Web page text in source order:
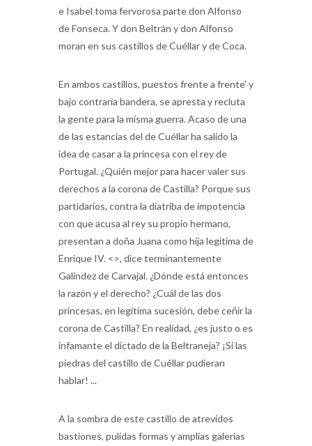
de Fonseca. Y don Beltrán y don Alfonso
moran en sus castillos de Cuéllar y de Coca.
bajo contraria bandera, se apresta y recluta
la gente para la misma guerra. Acaso de una
de las estancias del de Cuéllar ha salido la
idea de casar a la princesa con el rey de
Portugal. ¿Quién mejor para hacer valer sus
derechos a la corona de Castilla? Porque sus
partidarios, contra la diatriba de impotencia
con que acusa al rey su propio hermano,
presentan a doña Juana como hija legítima de
Enrique IV. <>, dice terminantemente
Galíndez de Carvajal. ¿Dónde está entonces
la razón y el derecho? ¿Cuál de las dos
princesas, en legítima sucesión, debe ceñir la
corona de Castilla? En realidad, ¿es justo o es
infamante el dictado de la Beltraneja? ¡Si las
piedras del castillo de Cuéllar pudieran
hablar! ...
bastiones, pulidas formas y amplias galerías
montadas sobre barbacanas, la vida de